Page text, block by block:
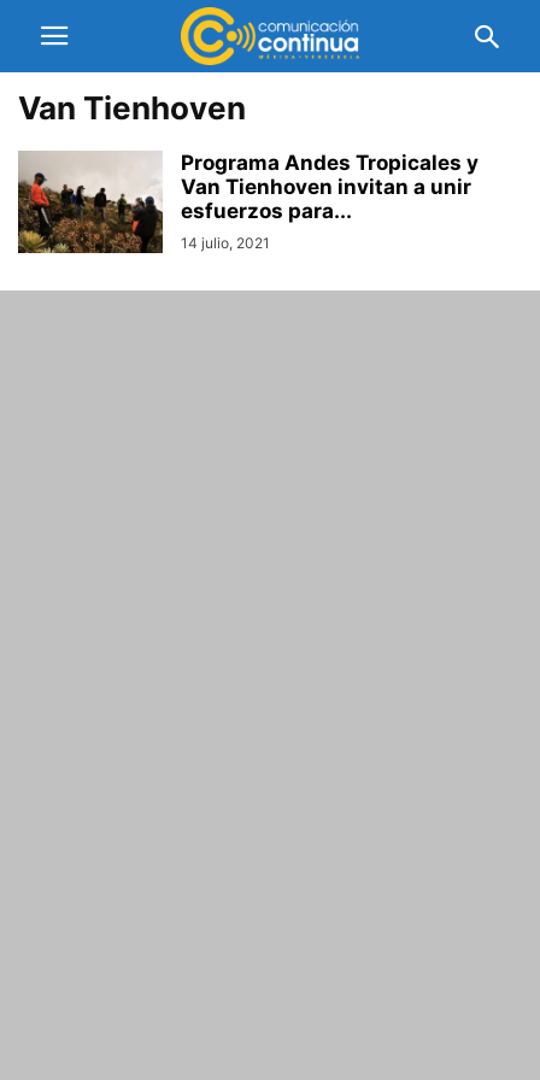
Van Tienhoven
Programa Andes Tropicales y
Van Tienhoven invitan a unir
esfuerzos para...
14 julio, 2021